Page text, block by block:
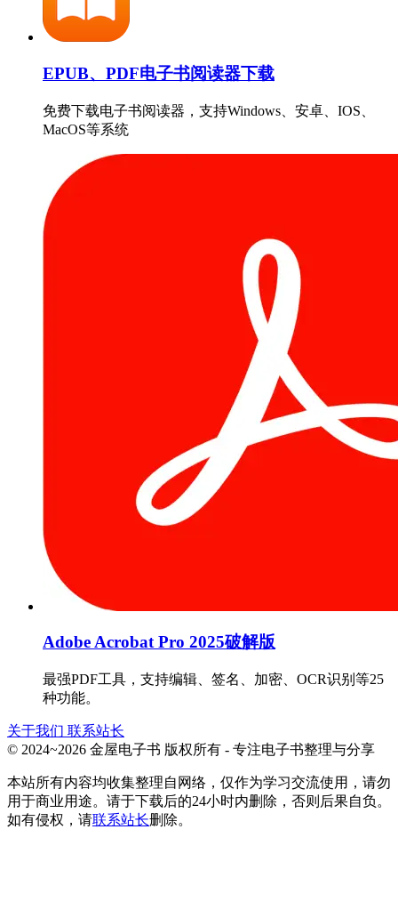
EPUB、PDF电子书阅读器下载
免费下载电子书阅读器，支持Windows、安卓、IOS、
MacOS等系统
Adobe Acrobat Pro 2025破解版
最强PDF工具，支持编辑、签名、加密、OCR识别等25
种功能。
关于我们 联系站长
© 2024~2026 金屋电子书 版权所有 - 专注电子书整理与分享
本站所有内容均收集整理自网络，仅作为学习交流使用，请勿
用于商业用途。请于下载后的24小时内删除，否则后果自负。
如有侵权，请联系站长删除。